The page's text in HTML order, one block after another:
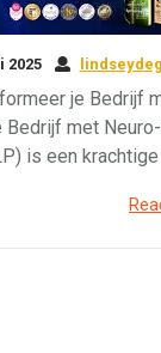
2025
je
Bedrijf met
is een